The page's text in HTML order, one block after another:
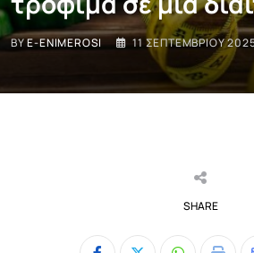
BYE-ENIMEROSI 11 ΣΕΠΤΕΜΒΡΊΟΥ
SHARE